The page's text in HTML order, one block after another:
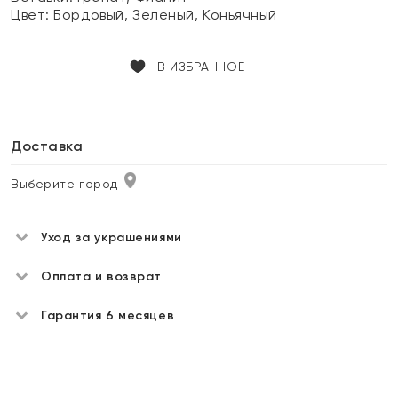
Цвет:Бордовый, Зеленый, Коньячный
В ИЗБРАННОЕ
Доставка
Выберите город
Уход за украшениями
Оплата и возврат
Гарантия 6 месяцев